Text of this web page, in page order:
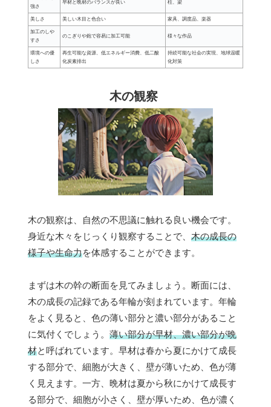
強さ
早材と晩材のバランスが良い 柱、梁
美しさ 美しい木目と色合い 家具、調度品、楽器
加工のしや
すさ
のこぎりや鉋で容易に加工可能 様々な作品
環境への優
しさ
再生可能な資源、低エネルギー消費、低二酸
化炭素排出
持続可能な社会の実現、地球温暖
化対策
木の観察
木の観察は、自然の不思議に触れる良い機会です。
身近な木々をじっくり観察することで、 木の成長の
様子や生命力を体感することができます。
まずは木の幹の断面を見てみましょう。断面には、
木の成長の記録である年輪が刻まれています。年輪
をよく見ると、色の薄い部分と濃い部分があること
に気付くでしょう。 薄い部分が早材、濃い部分が晩
材と呼ばれています。早材は春から夏にかけて成長
する部分で、細胞が大きく、壁が薄いため、色が薄
く見えます。一方、晩材は夏から秋にかけて成長す
る部分で、細胞が小さく、壁が厚いため、色が濃く